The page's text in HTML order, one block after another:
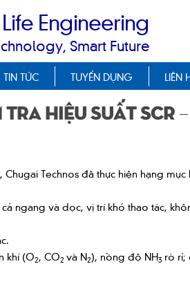
Engineering
Smart Future
TIN TỨC TUYỂN DỤNG LIÊN
hiệu suất SCR
Technos đã thực hiện hạng mục
và dọc, vị trí khó thao tác,
khí (O2, CO2 và N2), nồng độ NH3 rò rỉ;